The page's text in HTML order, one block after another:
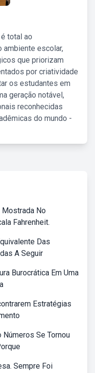
total ao
ambiente escolar,
que priorizam
por criatividade
os estudantes em
geração notável,
reconhecidas
do mundo -
Mostrada No
Fahrenheit.
Das
A Seguir
Burocrática Em Uma
Estratégias
Números Se Tornou
Sempre Foi